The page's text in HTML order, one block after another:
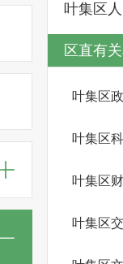
叶集区
区直有
叶集区
叶集区
叶集区
叶集区